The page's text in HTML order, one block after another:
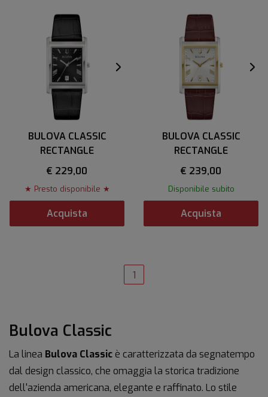
BULOVA CLASSIC
RECTANGLE
€ 229,00
★ Presto disponibile ★
Acquista
BULOVA CLASSIC
RECTANGLE
€ 239,00
Disponibile subito
Acquista
1
Bulova Classic
La linea Bulova Classicè caratterizzata da segnatempo
dal design classico, che omaggia la storica tradizione
dell'azienda americana, elegante e raffinato. Lo stile